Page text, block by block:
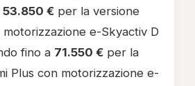
53.850 € per la versione
motorizzazione e-Skyactiv D
fino a 71.550 € per la
Plus con motorizzazione e-